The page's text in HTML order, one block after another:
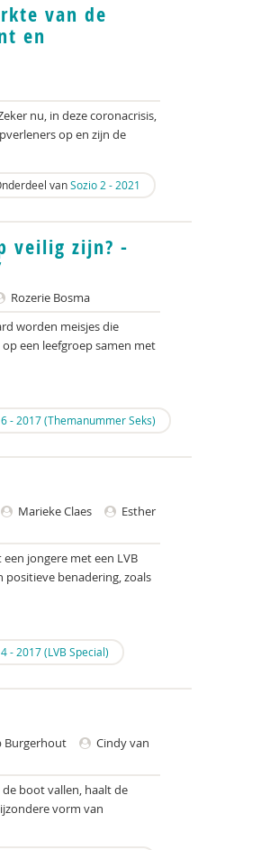
van de
en
nu, in deze coronacrisis,
op en zijn de
vanSozio 2 - 2021
veilig zijn? -
Rozerie Bosma
worden meisjes die
een leefgroep samen met
- 2017 (Themanummer Seks)
Marieke Claes
Esther
jongere met een LVB
positieve benadering, zoals
- 2017 (LVB Special)
Burgerhout
Cindy van
boot vallen, haalt de
vorm van